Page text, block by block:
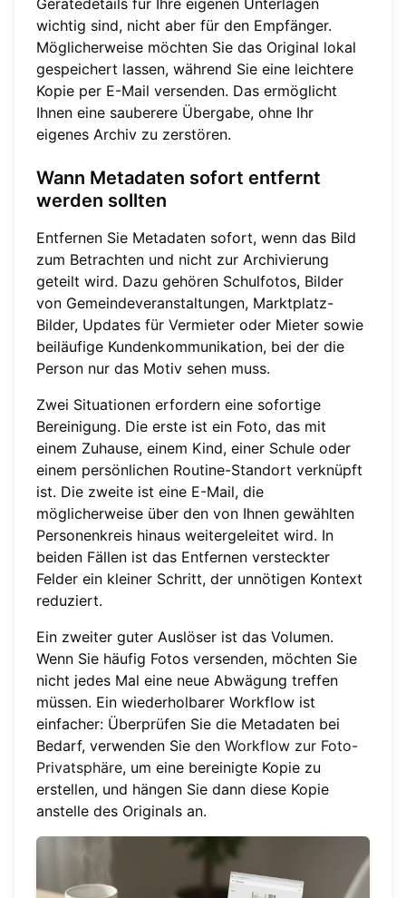
wichtig sind, nicht aber für den Empfänger.
Möglicherweise möchten Sie das Original lokal
gespeichert lassen, während Sie eine leichtere
Kopie per E-Mail versenden. Das ermöglicht
Ihnen eine sauberere Übergabe, ohne Ihr
eigenes Archiv zu zerstören.
Wann Metadaten sofort entfernt
werden sollten
Entfernen Sie Metadaten sofort, wenn das Bild
zum Betrachten und nicht zur Archivierung
geteilt wird. Dazu gehören Schulfotos, Bilder
von Gemeindeveranstaltungen, Marktplatz-
Bilder, Updates für Vermieter oder Mieter sowie
beiläufige Kundenkommunikation, bei der die
Person nur das Motiv sehen muss.
Zwei Situationen erfordern eine sofortige
Bereinigung. Die erste ist ein Foto, das mit
einem Zuhause, einem Kind, einer Schule oder
einem persönlichen Routine-Standort verknüpft
ist. Die zweite ist eine E-Mail, die
möglicherweise über den von Ihnen gewählten
Personenkreis hinaus weitergeleitet wird. In
beiden Fällen ist das Entfernen versteckter
Felder ein kleiner Schritt, der unnötigen Kontext
reduziert.
Ein zweiter guter Auslöser ist das Volumen.
Wenn Sie häufig Fotos versenden, möchten Sie
nicht jedes Mal eine neue Abwägung treffen
müssen. Ein wiederholbarer Workflow ist
einfacher: Überprüfen Sie die Metadaten bei
Bedarf, verwenden Sie den Workflow zur Foto-
Privatsphäre, um eine bereinigte Kopie zu
erstellen, und hängen Sie dann diese Kopie
anstelle des Originals an.